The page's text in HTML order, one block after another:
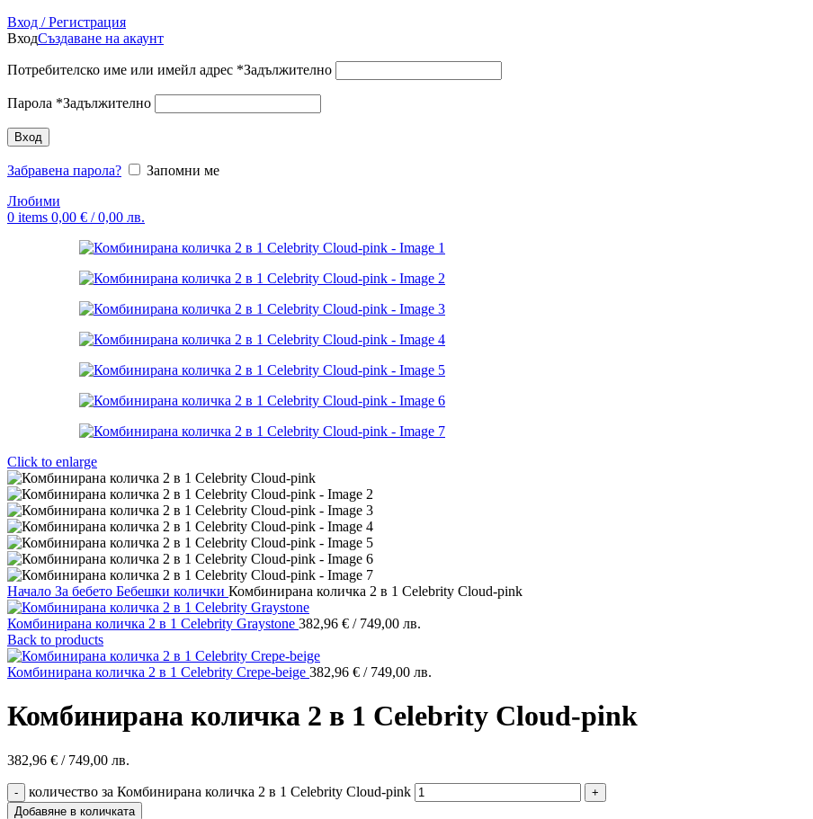
Вход / Регистрация
ВходСъздаване на акаунт
Потребителско име или имейл адрес *Задължително
Парола *Задължително
Вход
Забравена парола?
Запомни ме
Любими
0 items 0,00 € / 0,00 лв.
Click to enlarge
Начало За бебето Бебешки колички Комбинирана количка 2 в 1 Celebrity Cloud-pink
Комбинирана количка 2 в 1 Celebrity Graystone 382,96 € / 749,00 лв.
Back to products
Комбинирана количка 2 в 1 Celebrity Crepe-beige 382,96 € / 749,00 лв.
Комбинирана количка 2 в 1 Celebrity Cloud-pink
382,96 € / 749,00 лв.
количество за Комбинирана количка 2 в 1 Celebrity Cloud-pink
Добавяне в количката